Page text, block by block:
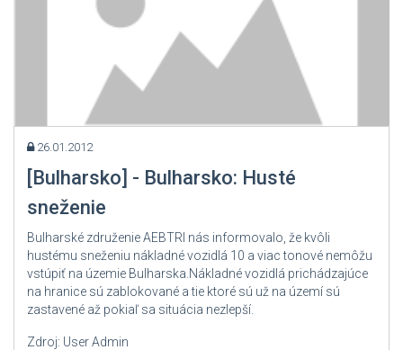
26.01.2012
[Bulharsko] - Bulharsko: Husté
sneženie
Bulharské združenie AEBTRI nás informovalo, že kvôli
hustému sneženiu nákladné vozidlá 10 a viac tonové nemôžu
vstúpiť na územie Bulharska.Nákladné vozidlá prichádzajúce
na hranice sú zablokované a tie ktoré sú už na území sú
zastavené až pokiaľ sa situácia nezlepší.
Zdroj: User Admin